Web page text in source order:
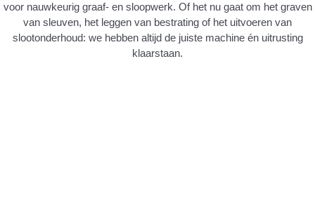
voor nauwkeurig graaf- en sloopwerk. Of het nu gaat om het graven
van sleuven, het leggen van bestrating of het uitvoeren van
slootonderhoud: we hebben altijd de juiste machine én uitrusting
klaarstaan.